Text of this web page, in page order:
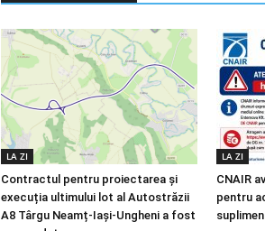
LA ZI
Contractul pentru proiectarea și
execuția ultimului lot al Autostrăzii
A8 Târgu Neamț-Iași-Ungheni a fost
LA ZI
CNAIR
pentru